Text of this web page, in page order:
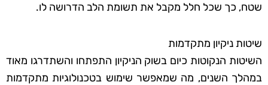
שטח, כך שכל חלל מקבל את תשומת הלב הדרושה לו.
שיטות ניקיון מתקדמות
השיטות הנקוטות כיום בשוק הניקיון התפתחו והשתדרגו מאוד
במהלך השנים, מה שמאפשר שימוש בטכנולוגיות מתקדמות